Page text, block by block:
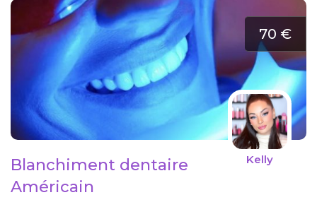
70 €
Kelly
Blanchiment dentaire
Américain